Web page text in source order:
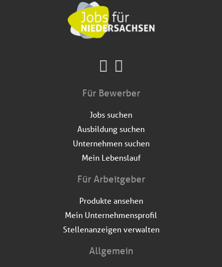
Für Bewerber
Jobs suchen
Ausbildung suchen
Unternehmen suchen
Mein Lebenslauf
Für Arbeitgeber
Produkte ansehen
Mein Unternehmensprofil
Stellenanzeigen verwalten
Allgemein